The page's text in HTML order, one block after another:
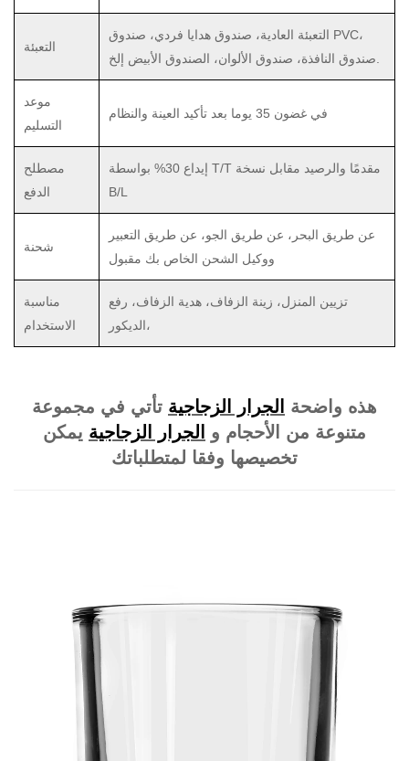
التعبئة
التعبئة العادية، صندوق هدايا فردي، صندوق PVC،
موعد
التسليم
في غضون 35 يوما بعد تأكيد العينة والنظام
مصطلح
الدفع
إيداع 30% بواسطة T/T مقدمًا والرصيد مقابل نسخة
B/L
شحنة
عن طريق البحر، عن طريق الجو، عن طريق التعبير
ووكيل الشحن الخاص بك مقبول
مناسبة
الاستخدام
تزيين المنزل، زينة الزفاف، هدية الزفاف، رفع
الديكور،
هذه واضحة الجرار الزجاجية تأتي في مجموعة
متنوعة من الأحجام و
الجرار الزجاجية يمكن
تخصيصها وفقا لمتطلباتك